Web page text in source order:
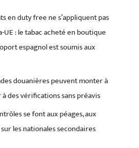
en duty free ne s’appliquent pas
UE : le tabac acheté en boutique
espagnol est soumis aux
douanières peuvent monter à
des vérifications sans préavis
se font aux péages, aux
les nationales secondaires